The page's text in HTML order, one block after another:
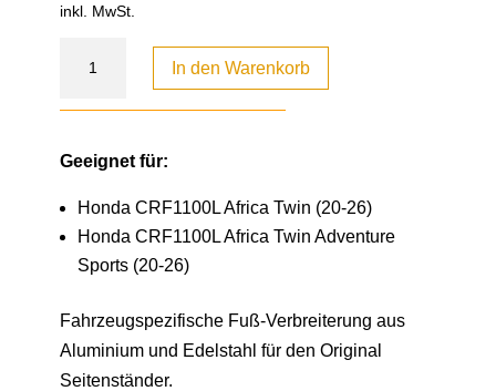
inkl. MwSt.
In den Warenkorb
Geeignet für:
Honda CRF1100L Africa Twin (20-26)
Honda CRF1100L Africa Twin Adventure
Sports (20-26)
Fahrzeugspezifische Fuß-Verbreiterung aus
Aluminium und Edelstahl für den Original
Seitenständer.